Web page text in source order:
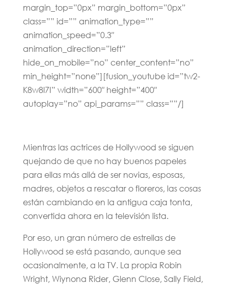
margin_top=”0px” margin_bottom=”0px”
class=”” id=”” animation_type=””
animation_speed=”0.3″
animation_direction=”left”
hide_on_mobile=”no” center_content=”no”
min_height=”none”][fusion_youtube id=”tw2-
K8w8l7I” width=”600″ height=”400″
autoplay=”no” api_params=”” class=””/]
Mientras las actrices de Hollywood se siguen
quejando de que no hay buenos papeles
para ellas más allá de ser novias, esposas,
madres, objetos a rescatar o floreros, las cosas
están cambiando en la antigua caja tonta,
convertida ahora en la televisión lista.
Por eso, un gran número de estrellas de
Hollywood se está pasando, aunque sea
ocasionalmente, a la TV. La propia Robin
Wright, Wiynona Rider, Glenn Close, Sally Field,